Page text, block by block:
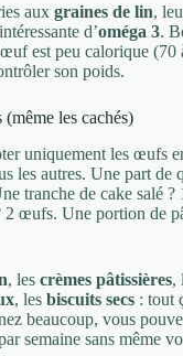
aux graines de lin,
d’oméga 3.
est peu calorique (70
son poids.
les cachés)
uniquement les œufs
les autres. Une part de
tranche de cake salé
2 œufs. Une portion de
, les crèmes pâtissières,
, les biscuits secs : tout
beaucoup, vous
semaine sans même